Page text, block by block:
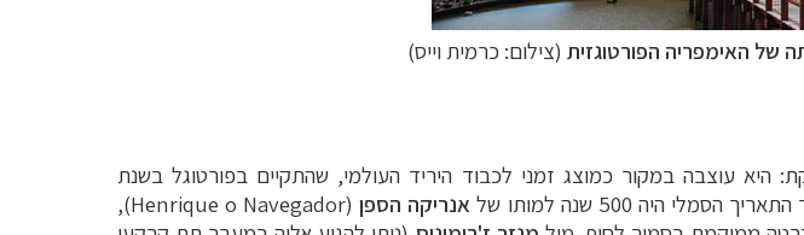
של האימפריה הפורטוגזית (צילום: כרמית וייס)
היא עוצבה במקור כמוצג זמני לכבוד היריד העולמי, שהתקיים בפורטוגל בשנת
אנריקה הספן (
Henrique o Navegador
)
,